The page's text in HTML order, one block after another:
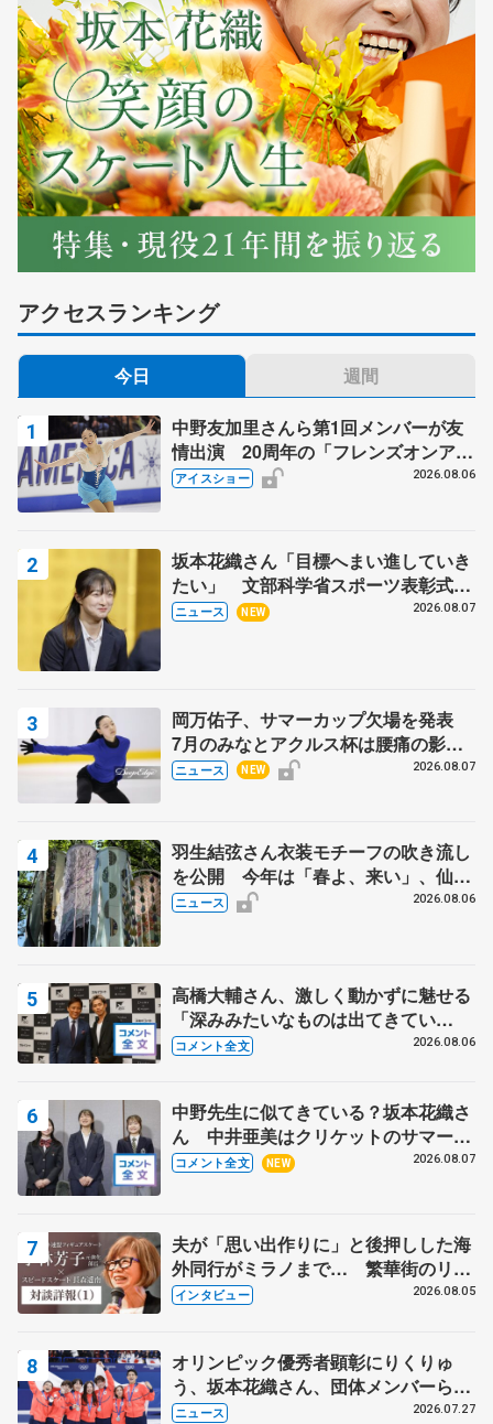
アクセスランキング
今日 週間
中野友加里さんら第1回メンバーが友
情出演 20周年の「フレンズオンアイ
ス」 宮本賢二さん、有川梨絵さん、
アイスショー 2026.08.06
坂本花織さん「目標へまい進していき
たい」 文部科学省スポーツ表彰式で
代表謝辞
ニュース NEW 2026.08.07
岡万佑子、サマーカップ欠場を発表
7月のみなとアクルス杯は腰痛の影響
で
ニュース NEW 2026.08.07
羽生結弦さん衣装モチーフの吹き流し
を公開 今年は「春よ、来い」、仙台
の瑞鳳殿
ニュース 2026.08.06
高橋大輔さん、激しく動かずに魅せる
「深みみたいなものは出てきてい
る？」 〝兄さん〟と慕うレジェンド
コメント全文 2026.08.06
中野先生に似てきている？坂本花織さ
ん 中井亜美はクリケットのサマーキ
ャンプに 島田麻央はたくさん試合に
コメント全文 NEW 2026.08.07
夫が「思い出作りに」と後押しした海
外同行がミラノまで… 繁華街のリン
クでは不良のお兄さんも味方に 小林
インタビュー 2026.08.05
オリンピック優秀者顕彰にりくりゅ
う、坂本花織さん、団体メンバーら
8月7日に文科省が表彰式、ブルーノ・
ニュース 2026.07.27